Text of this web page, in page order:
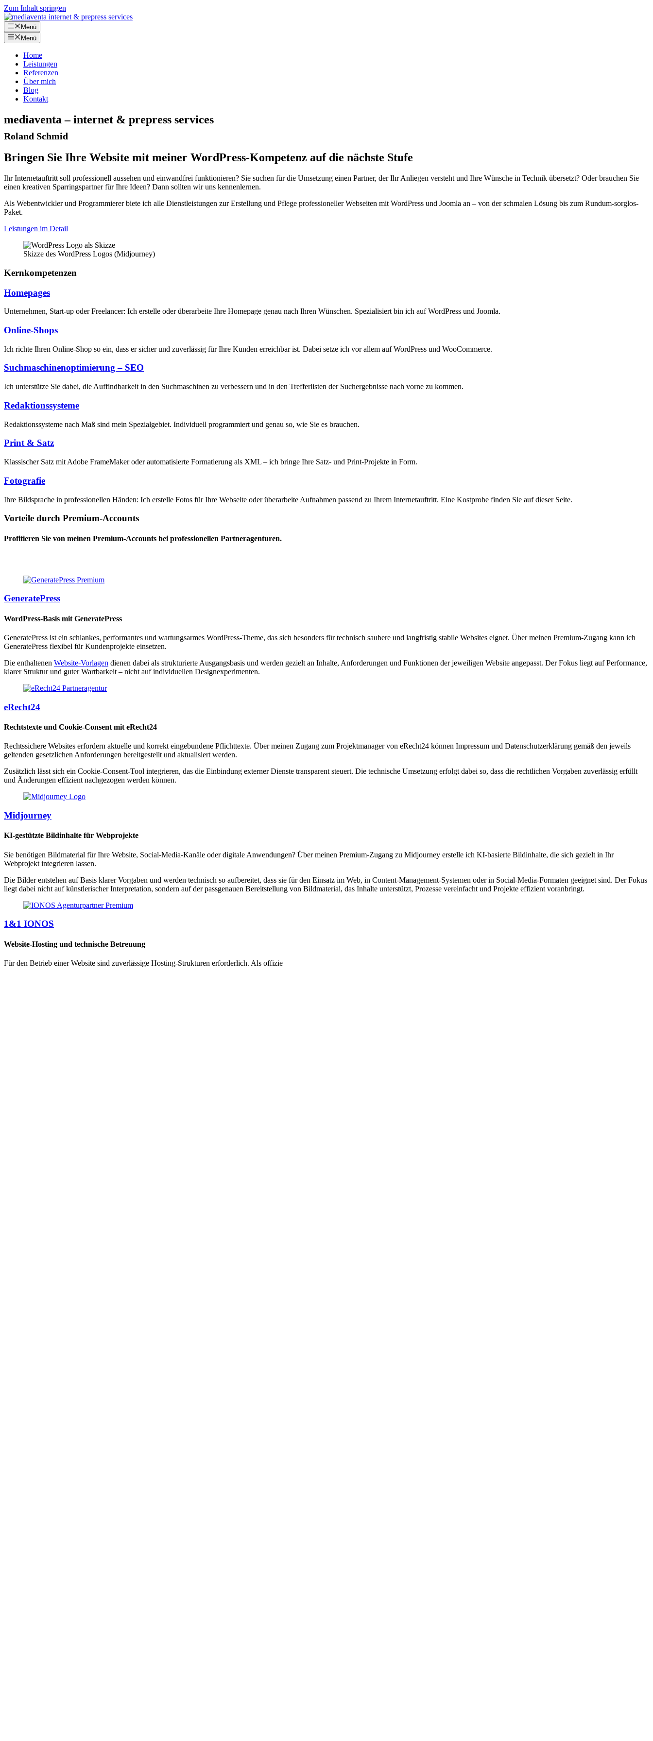
Zum Inhalt springen
Menü
Menü
Home
Leistungen
Referenzen
Über mich
Blog
Kontakt
mediaventa – internet & prepress services
Roland Schmid
Bringen Sie Ihre Website mit meiner WordPress-Kompetenz auf die nächste Stufe
Ihr Internetauftritt soll professionell aussehen und einwandfrei funktionieren? Sie suchen für die Umsetzung einen Partner, der Ihr Anliegen versteht und Ihre Wünsche in Technik übersetzt? Oder brauchen Sie
einen kreativen Sparringspartner für Ihre Ideen? Dann sollten wir uns kennenlernen.
Als Webentwickler und Programmierer biete ich alle Dienstleistungen zur Erstellung und Pflege professioneller Webseiten mit WordPress und Joomla an – von der schmalen Lösung bis zum Rundum-sorglos-
Paket.
Leistungen im Detail
Skizze des WordPress Logos (Midjourney)
Kernkompetenzen
Homepages
Unternehmen, Start-up oder Freelancer: Ich erstelle oder überarbeite Ihre Homepage genau nach Ihren Wünschen. Spezialisiert bin ich auf Word­Press und Joomla.
Online-Shops
Ich richte Ihren Online-Shop so ein, dass er sicher und zuverlässig für Ihre Kunden erreichbar ist. Dabei setze ich vor allem auf WordPress und WooCommerce.
Suchmaschinen­optimierung – SEO
Ich unterstütze Sie dabei, die Auffindbarkeit in den Suchmaschinen zu verbessern und in den Trefferlisten der Suchergebnisse nach vorne zu kommen.
Redaktions­systeme
Redaktionssysteme nach Maß sind mein Spezialgebiet. Individuell programmiert und genau so, wie Sie es brauchen.
Print & Satz
Klassischer Satz mit Adobe FrameMaker oder automatisierte Formatierung als XML – ich bringe Ihre Satz- und Print-Projekte in Form.
Fotografie
Ihre Bildsprache in professionellen Händen: Ich erstelle Fotos für Ihre Webseite oder überarbeite Aufnahmen passend zu Ihrem Internetauftritt. Eine Kostprobe finden Sie auf dieser Seite.
Vorteile durch Premium-Accounts
Profitieren Sie von meinen Premium-Accounts bei professionellen Partneragenturen.
GeneratePress
WordPress-Basis mit GeneratePress
GeneratePress ist ein schlankes, performantes und wartungsarmes WordPress-Theme, das sich besonders für technisch saubere und langfristig stabile Websites eignet. Über meinen Premium-Zugang kann ich
GeneratePress flexibel für Kundenprojekte einsetzen.
Die enthaltenen Website-Vorlagen dienen dabei als strukturierte Ausgangsbasis und werden gezielt an Inhalte, Anforderungen und Funktionen der jeweiligen Website angepasst. Der Fokus liegt auf Performance,
klarer Struktur und guter Wartbarkeit – nicht auf individuellen Designexperimenten.
eRecht24
Rechtstexte und Cookie-Consent mit eRecht24
Rechtssichere Websites erfordern aktuelle und korrekt eingebundene Pflichttexte. Über meinen Zugang zum Projektmanager von eRecht24 können Impressum und Datenschutzerklärung gemäß den jeweils
geltenden gesetzlichen Anforderungen bereitgestellt und aktualisiert werden.
Zusätzlich lässt sich ein Cookie-Consent-Tool integrieren, das die Einbindung externer Dienste transparent steuert. Die technische Umsetzung erfolgt dabei so, dass die rechtlichen Vorgaben zuverlässig erfüllt
und Änderungen effizient nachgezogen werden können.
Midjourney
KI-gestützte Bildinhalte für Webprojekte
Sie benötigen Bildmaterial für Ihre Website, Social-Media-Kanäle oder digitale Anwendungen? Über meinen Premium-Zugang zu Midjourney erstelle ich KI-basierte Bildinhalte, die sich gezielt in Ihr
Webprojekt integrieren lassen.
Die Bilder entstehen auf Basis klarer Vorgaben und werden technisch so aufbereitet, dass sie für den Einsatz im Web, in Content-Management-Systemen oder in Social-Media-Formaten geeignet sind. Der Fokus
liegt dabei nicht auf künstlerischer Interpretation, sondern auf der passgenauen Bereitstellung von Bildmaterial, das Inhalte unterstützt, Prozesse vereinfacht und Projekte effizient voranbringt.
1&1 IONOS
Website-Hosting und technische Betreuung
Für den Betrieb einer Website sind zuverlässige Hosting-Strukturen erforderlich. Als offizie